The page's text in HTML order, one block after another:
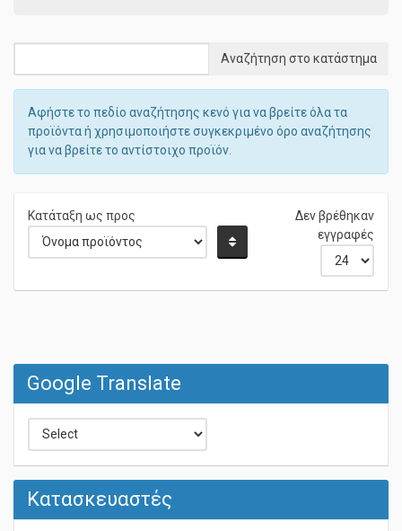
Αφήστε το πεδίο αναζήτησης κενό για να βρείτε όλα τα
προϊόντα ή χρησιμοποιήστε συγκεκριμένο όρο αναζήτησης
για να βρείτε το αντίστοιχο προϊόν.
Κατάταξη ως προς
Δεν βρέθηκαν
εγγραφές
Google Translate
Κατασκευαστές